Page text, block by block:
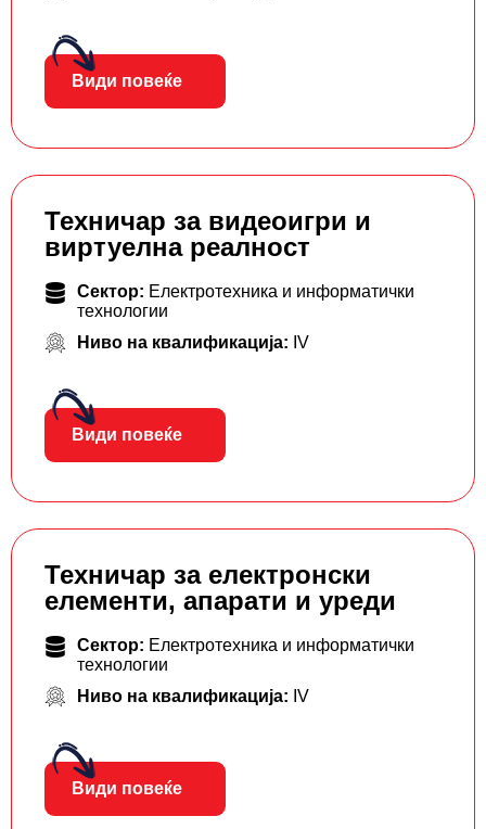
Види повеќе
Техничар за видеоигри и
виртуелна реалност
Сектор: Електротехника и информатички
технологии
Ниво на квалификација: IV
Види повеќе
Техничар за електронски
елементи, апарати и уреди
Сектор: Електротехника и информатички
технологии
Ниво на квалификација: IV
Види повеќе